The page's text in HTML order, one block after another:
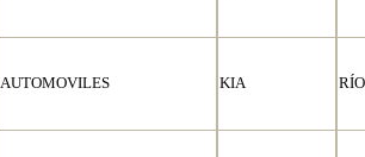
AUTOMOVILES KIA